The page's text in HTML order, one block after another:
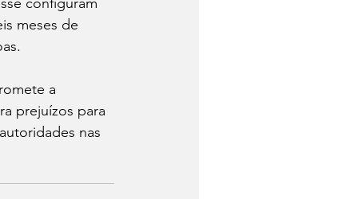
meses de
a
prejuízos para
nas